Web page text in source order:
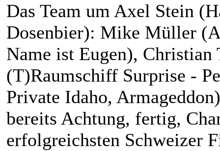
Das Team um Axel Stein
Dosenbier): Mike Müller
Name ist Eugen),
(T)Raumschiff Surprise -
Private Idaho,
bereits Achtung, fertig,
erfolgreichsten Schweizer